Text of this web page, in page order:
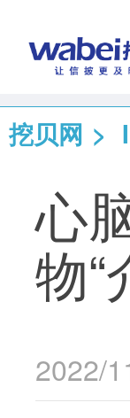
挖贝网 >
心
物
2022/